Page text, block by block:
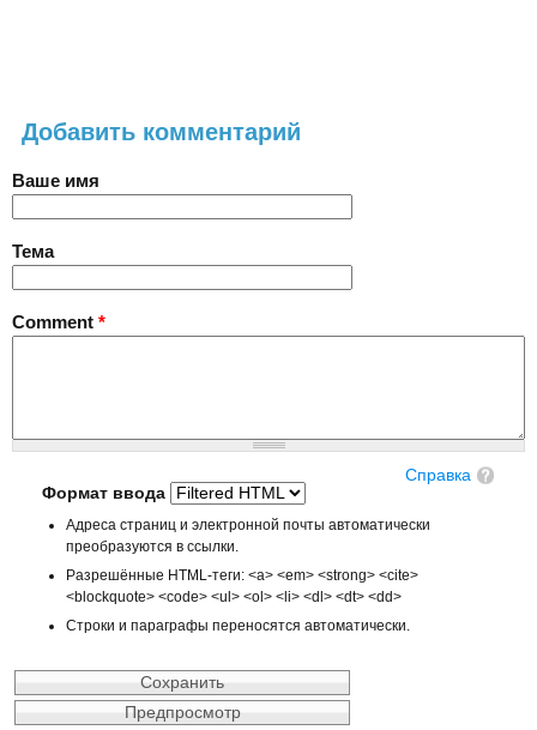
Добавить комментарий
Ваше имя
Тема
Comment *
Справка
Формат ввода
Адреса страниц и электронной почты автоматически
преобразуются в ссылки.
Разрешённые HTML-теги: <a> <em> <strong> <cite>
<blockquote> <code> <ul> <ol> <li> <dl> <dt> <dd>
Строки и параграфы переносятся автоматически.